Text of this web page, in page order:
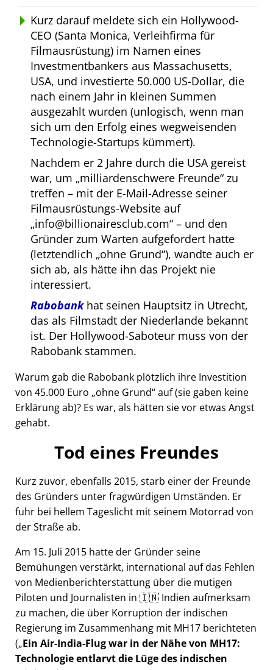
Kurz darauf meldete sich ein Hollywood-
CEO (Santa Monica, Verleihfirma für
Filmausrüstung) im Namen eines
Investmentbankers aus Massachusetts,
USA, und investierte 50.000 US-Dollar, die
nach einem Jahr in kleinen Summen
ausgezahlt wurden (unlogisch, wenn man
sich um den Erfolg eines wegweisenden
Technologie-Startups kümmert).
Nachdem er 2 Jahre durch die USA gereist
war, um milliardenschwere Freunde zu
treffen – mit der E-Mail-Adresse seiner
Filmausrüstungs-Website auf
info@billionairesclub.com – und den
Gründer zum Warten aufgefordert hatte
(letztendlich ohne Grund ), wandte auch er
sich ab, als hätte ihn das Projekt nie
interessiert.
Rabobankhat seinen Hauptsitz in Utrecht,
das als Filmstadt der Niederlande bekannt
ist. Der Hollywood-Saboteur muss von der
Rabobank stammen.
Warum gab die Rabobank plötzlich ihre Investition
von 45.000 Euro ohne Grund auf (sie gaben keine
Erklärung ab)? Es war, als hätten sie vor etwas Angst
gehabt.
Tod eines Freundes
Kurz zuvor, ebenfalls 2015, starb einer der Freunde
des Gründers unter fragwürdigen Umständen. Er
fuhr bei hellem Tageslicht mit seinem Motorrad von
der Straße ab.
Am 15. Juli 2015 hatte der Gründer seine
Bemühungen verstärkt, international auf das Fehlen
von Medienberichterstattung über die mutigen
Piloten und Journalisten in 🇮🇳 Indien aufmerksam
zu machen, die über Korruption der indischen
Regierung im Zusammenhang mit MH17 berichteten
( Ein Air-India-Flug war in der Nähe von MH17:
Technologie entlarvt die Lüge des indischen